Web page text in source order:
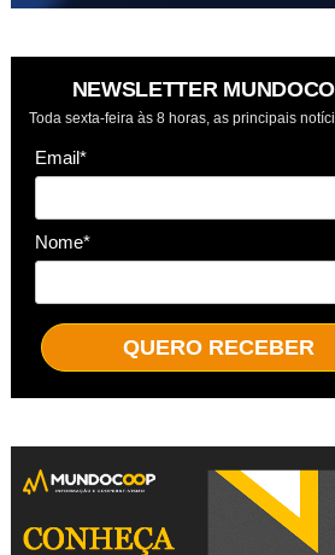
NEWSLETTER
Toda sexta-feira às 8 horas, as principais
Email*
Nome*
QUERO RECEBER